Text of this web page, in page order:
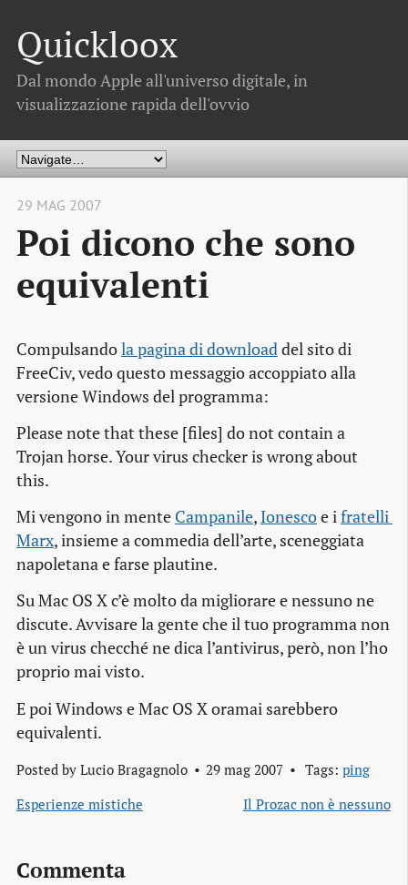
Quickloox
Dal mondo Apple all'universo digitale, in
visualizzazione rapida dell'ovvio
29 MAG 2007
Poi dicono che sono
equivalenti
Compulsandola pagina di downloaddel sito di
FreeCiv, vedo questo messaggio accoppiato alla
versione Windows del programma:
Please note that these [files] do not contain a
Trojan horse. Your virus checker is wrong about
this.
Mi vengono in mente Campanile, Ionescoe ifratelli
Marx, insieme a commedia dell’arte, sceneggiata
napoletana e farse plautine.
Su Mac OS X c’è molto da migliorare e nessuno ne
discute. Avvisare la gente che il tuo programma non
è un virus checché ne dica l’antivirus, però, non l’ho
proprio mai visto.
E poi Windows e Mac OS X oramai sarebbero
equivalenti.
Posted by Lucio Bragagnolo 29 mag 2007 Tags: ping
Esperienze mistiche
Il Prozac non è nessuno
Commenta